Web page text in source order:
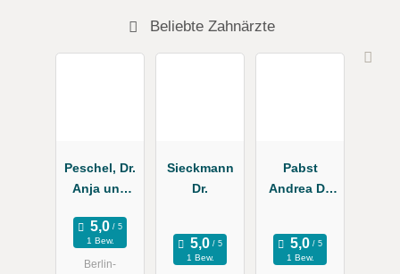
Beliebte Zahnärzte
Peschel, Dr.
Anja und
1 Bew.
Berlin-
Sieckmann
Dr.
1 Bew.
Pabst
Andrea Dr.
1 Bew.